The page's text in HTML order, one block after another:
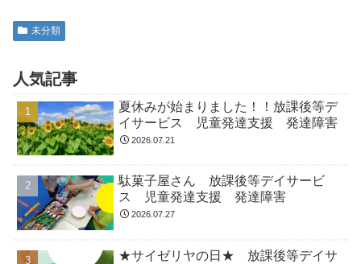
未分類
人気記事
夏休みが始まりました！！放課後等デ
イサービス 児童発達支援 発達障害
2026.07.21
駄菓子屋さん 放課後等デイサービ
ス 児童発達支援 発達障害
2026.07.27
★サイゼリヤの日★ 放課後等デイサ